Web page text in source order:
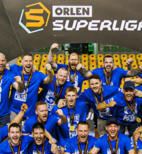
BIP
Polityka prywatności
bezpieczeństwa niepełnoletnich
zgłaszania nieprawidłowości